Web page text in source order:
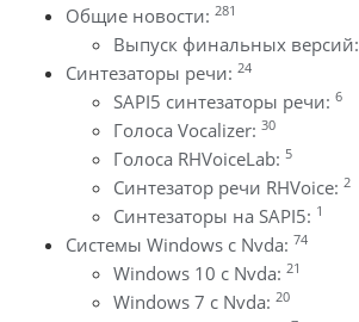
Общие новости: 281
Выпуск финальных версий:
Синтезаторы речи: 24
SAPI5 синтезаторы речи: 6
Голоса Vocalizer: 30
Голоса RHVoiceLab: 5
Синтезатор речи RHVoice: 2
Синтезаторы на SAPI5: 1
Системы Windows с Nvda: 74
Windows 10 с Nvda: 21
Windows 7 с Nvda: 20